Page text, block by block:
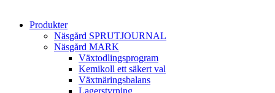
Produkter
Näsgård SPRUTJOURNAL
Näsgård MARK
Växtodlingsprogram
Kemikoll ett säkert val
Växtnäringsbalans
Lagerstyrning